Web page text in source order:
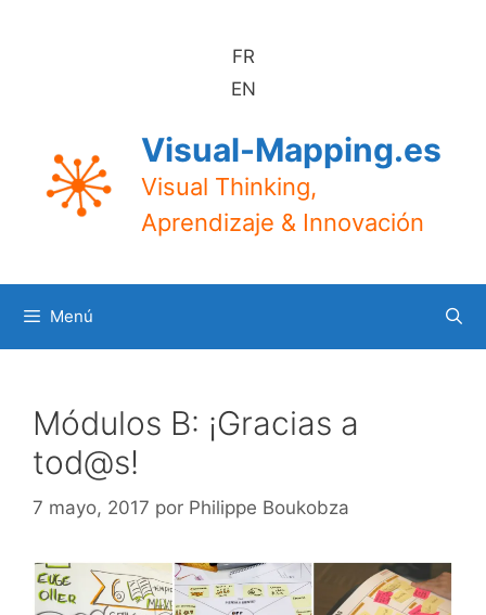
FR
EN
Visual-Mapping.es
Visual Thinking,
Aprendizaje & Innovación
Menú
Módulos B: ¡Gracias a
tod@s!
7 mayo, 2017 por Philippe Boukobza